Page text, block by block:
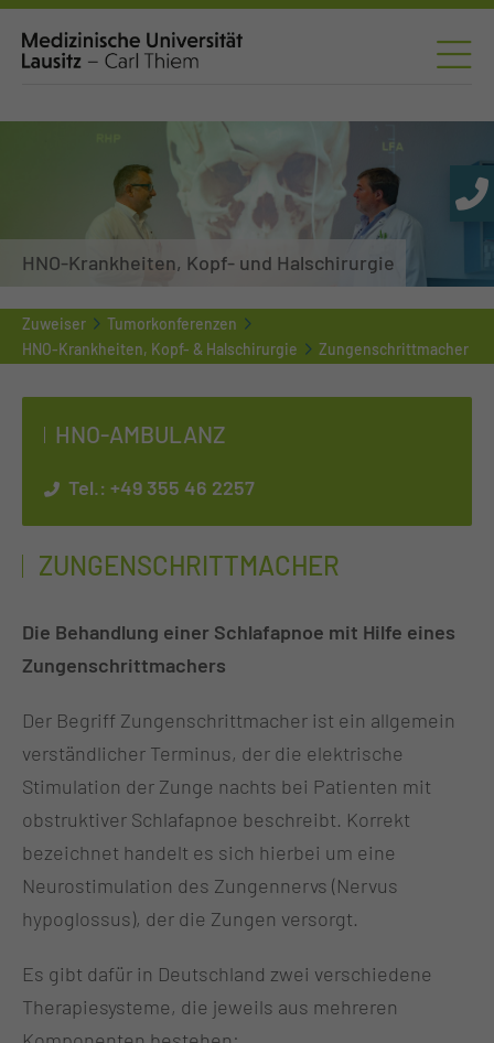
HNO-Krankheiten, Kopf- und Halschirurgie
Zuweiser
Tumorkonferenzen
HNO-Krankheiten, Kopf- & Halschirurgie
Zungenschrittmacher
HNO-AM­BU­LANZ
Tel.: +49 355 46 2257
ZUNGENSCHRITTMACHER
Die Behandlung einer Schlafapnoe mit Hilfe eines
Zungenschrittmachers
Der Begriff Zungenschrittmacher ist ein allgemein
verständlicher Terminus, der die elektrische
Stimulation der Zunge nachts bei Patienten mit
obstruktiver Schlafapnoe beschreibt. Korrekt
bezeichnet handelt es sich hierbei um eine
Neurostimulation des Zungennervs (Nervus
hypoglossus), der die Zungen versorgt.
Es gibt dafür in Deutschland zwei verschiedene
Therapiesysteme, die jeweils aus mehreren